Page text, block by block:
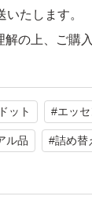
たします。
の上、ご購
ット #エッ
ル品 #詰め替